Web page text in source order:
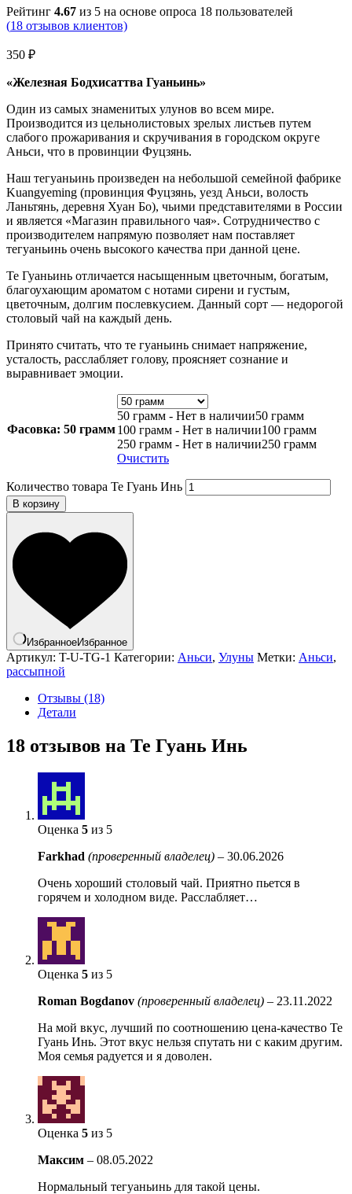
Рейтинг 4.67 из 5 на основе опроса 18 пользователей
(18 отзывов клиентов)
350 ₽
«Железная Бодхисаттва Гуаньинь»
Один из самых знаменитых улунов во всем мире.
Производится из цельнолистовых зрелых листьев путем
слабого прожаривания и скручивания в городском округе
Аньси, что в провинции Фуцзянь.
Наш тегуаньинь произведен на небольшой семейной фабрике
Kuangyeming (провинция Фуцзянь, уезд Аньси, волость
Ланьтянь, деревня Хуан Бо), чьими представителями в России
и является «Магазин правильного чая». Сотрудничество с
производителем напрямую позволяет нам поставляет
тегуаньинь очень высокого качества при данной цене.
Те Гуаньинь отличается насыщенным цветочным, богатым,
благоухающим ароматом с нотами сирени и густым,
цветочным, долгим послевкусием. Данный сорт — недорогой
столовый чай на каждый день.
Принято считать, что те гуаньинь снимает напряжение,
усталость, расслабляет голову, проясняет сознание и
выравнивает эмоции.
Фасовка: 50 грамм
50 грамм - Нет в наличии50 грамм
100 грамм - Нет в наличии100 грамм
250 грамм - Нет в наличии250 грамм
Очистить
Количество товара Те Гуань Инь
В корзину
ИзбранноеИзбранное
Артикул: T-U-TG-1 Категории: Аньси, Улуны Метки: Аньси,
рассыпной
Отзывы (18)
Детали
18 отзывов на Те Гуань Инь
Оценка 5 из 5
Farkhad (проверенный владелец) – 30.06.2026
Очень хороший столовый чай. Приятно пьется в
горячем и холодном виде. Расслабляет…
Оценка 5 из 5
Roman Bogdanov (проверенный владелец) – 23.11.2022
На мой вкус, лучший по соотношению цена-качество Те
Гуань Инь. Этот вкус нельзя спутать ни с каким другим.
Моя семья радуется и я доволен.
Оценка 5 из 5
Максим – 08.05.2022
Нормальный тегуаньинь для такой цены.